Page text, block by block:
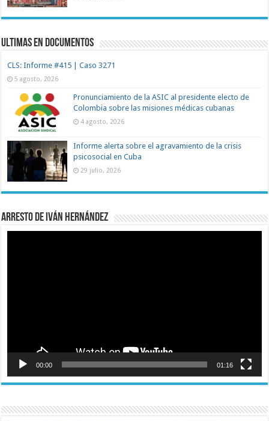
Ultimas en documentos
CLS: Informe #415 | Caso 3271
5 agosto, 2026
Pronunciamiento de la ASIC al presidente electo de
Colombia sobre las misiones médicas cubanas
4 agosto, 2026
Informe alerta sobre el agravamiento de la crisis
psicosocial en Cuba
29 julio, 2026
Arresto de Iván Hernández
00:00 01:16